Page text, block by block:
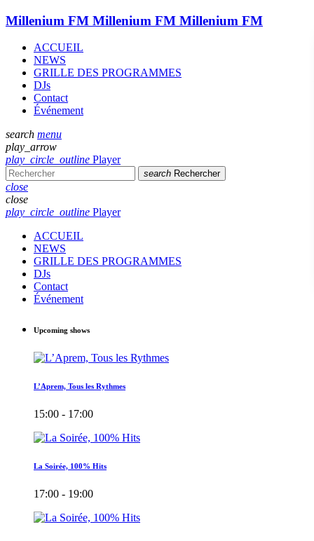
Millenium FM Millenium FM Millenium FM
ACCUEIL
NEWS
GRILLE DES PROGRAMMES
DJs
Contact
Événement
search menu
play_arrow
play_circle_outline Player
search Rechercher
close
close
play_circle_outline Player
ACCUEIL
NEWS
GRILLE DES PROGRAMMES
DJs
Contact
Événement
Upcoming shows
L’Aprem, Tous les Rythmes
15:00 - 17:00
La Soirée, 100% Hits
17:00 - 19:00